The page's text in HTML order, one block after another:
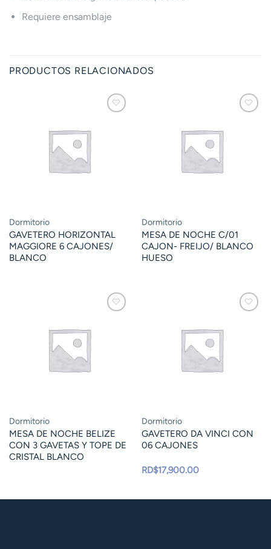
Requiere ensamblaje
PRODUCTOS RELACIONADOS
Dormitorio
GAVETERO HORIZONTAL
MAGGIORE 6 CAJONES/
BLANCO
Dormitorio
MESA DE NOCHE C/01
CAJON- FREIJO/ BLANCO
HUESO
Dormitorio
MESA DE NOCHE BELIZE
CON 3 GAVETAS Y TOPE DE
CRISTAL BLANCO
Dormitorio
GAVETERO DA VINCI CON
06 CAJONES
RD$17,900.00